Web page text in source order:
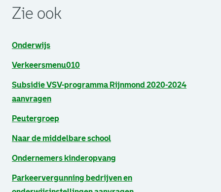
Zie ook
Onderwijs
Verkeersmenu010
Subsidie VSV-programma Rijnmond 2020-2024
aanvragen
Peutergroep
Naar de middelbare school
Ondernemers kinderopvang
Parkeervergunning bedrijven en